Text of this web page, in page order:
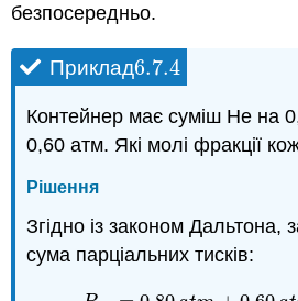
безпосередньо.
Приклад6.7.4
6.7.4
Контейнер має суміш He на
0,60 атм. Які молі фракції
Рішення
Згідно із законом Дальтона,
сума парціальних тисків: